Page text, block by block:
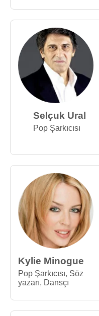
Selçuk Ural
Pop Şarkıcısı
Kylie Minogue
Pop Şarkıcısı, Söz
yazarı, Dansçı